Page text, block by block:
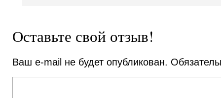
Оставьте свой отзыв!
Ваш e-mail не будет опубликован.